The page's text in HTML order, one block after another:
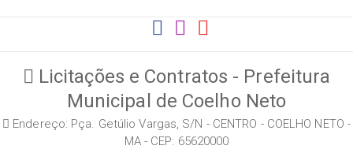
Licitações e Contratos - Prefeitura
Municipal de Coelho Neto
Endereço: Pça. Getúlio Vargas, S/N - CENTRO - COELHO NETO -
MA - CEP: 65620000